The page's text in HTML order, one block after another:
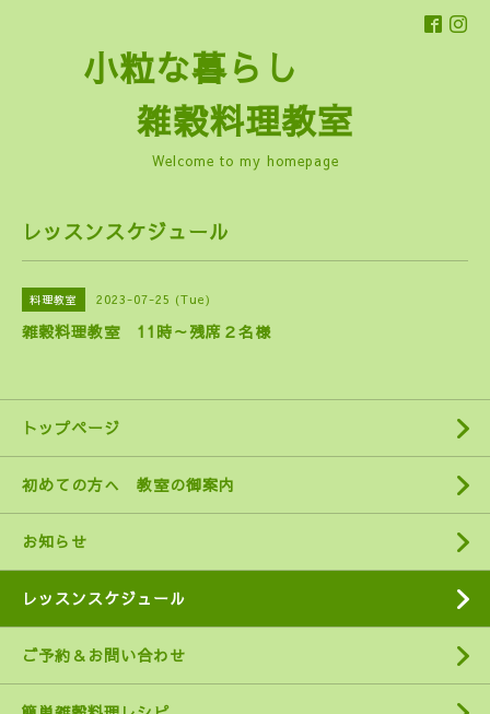
小粒な暮らし
雑穀料理教室
Welcome to my homepage
レッスンスケジュール
料理教室 2023-07-25 (Tue)
雑穀料理教室 11時～残席２名様
トップページ
初めての方へ 教室の御案内
お知らせ
レッスンスケジュール
ご予約＆お問い合わせ